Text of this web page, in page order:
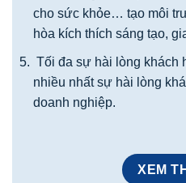
cho sức khỏe… tạo môi
hòa kích thích sáng tạo,
Tối đa sự hài lòng khách
nhiều nhất sự hài lòng
doanh nghiệp.
XEM